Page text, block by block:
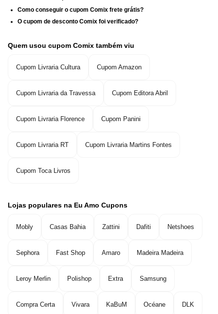
Como conseguir o cupom Comix frete grátis?
O cupom de desconto Comix foi verificado?
Quem usou cupom Comix também viu
Cupom Livraria Cultura Cupom Amazon
Cupom Livraria da Travessa Cupom Editora Abril
Cupom Livraria Florence Cupom Panini
Cupom Livraria RT Cupom Livraria Martins Fontes
Cupom Toca Livros
Lojas populares na Eu Amo Cupons
Mobly Casas Bahia Zattini Dafiti Netshoes
Sephora Fast Shop Amaro Madeira Madeira
Leroy Merlin Polishop Extra Samsung
Compra Certa Vivara KaBuM Océane DLK